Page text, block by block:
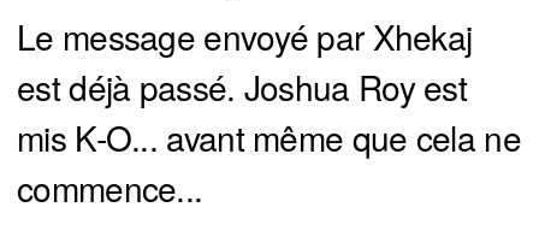
Le message envoyé par Xhekaj
est déjà passé. Joshua Roy est
mis K-O... avant même que cela ne
commence...